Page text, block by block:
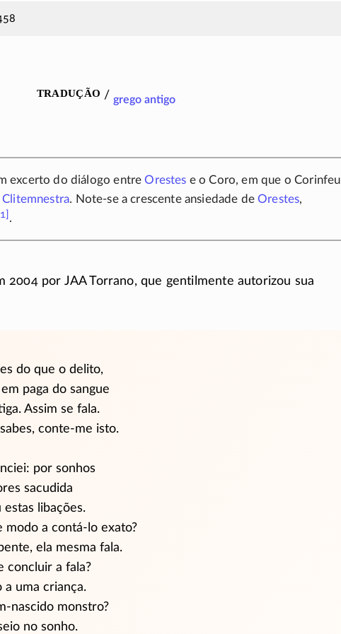
tradução / grego antigo
excerto do diálogo entreOrestes e o Coro, em que o Corinfeu
Clitemnestra. Note-sea crescente ansiedade deOrestes,
.
2004 por JAA Torrano, que gentilmente autorizou sua
do que o delito,
paga do sangue
Assim se fala.
conte-me isto.
por sonhos
sacudida
libações.
modo a contá-lo exato?
ela mesma fala.
concluir a fala?
a uma criança.
nascido monstro?
no sonho.